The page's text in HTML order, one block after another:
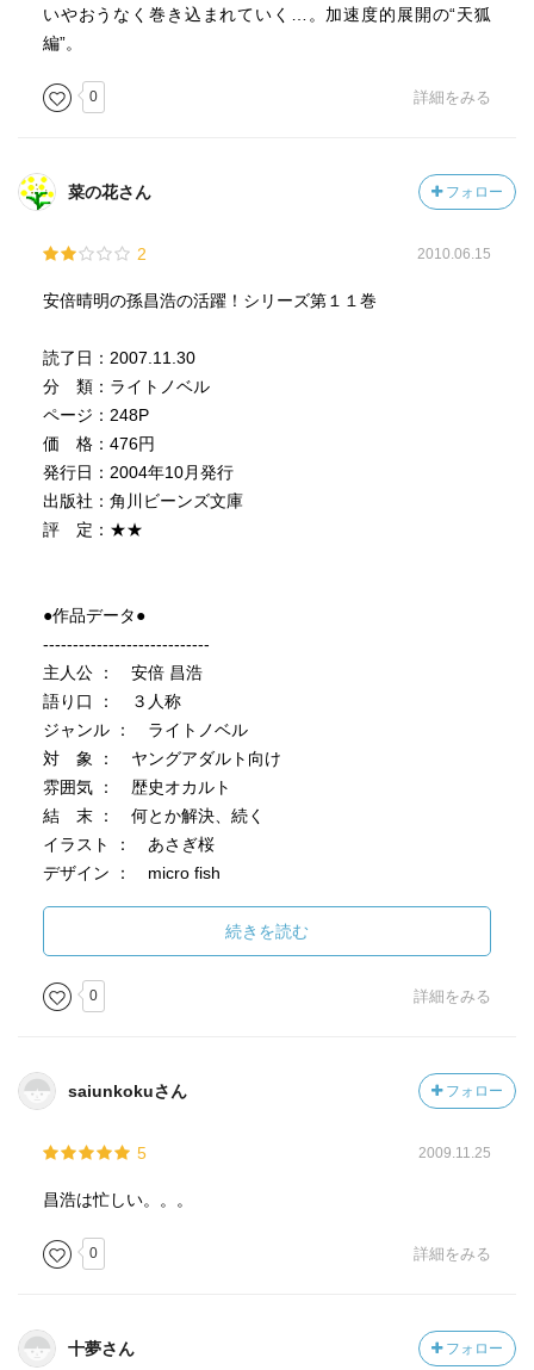
いやおうなく巻き込まれていく…。加速度的展開の“天狐
編”。
0 詳細をみる
菜の花さん フォロー
2 2010.06.15
安倍晴明の孫昌浩の活躍！シリーズ第１１巻
読了日：2007.11.30
分 類：ライトノベル
ページ：248P
価 格：476円
発行日：2004年10月発行
出版社：角川ビーンズ文庫
評 定：★★
●作品データ●
----------------------------
主人公 ： 安倍 昌浩
語り口 ： ３人称
ジャンル ： ライトノベル
対 象 ： ヤングアダルト向け
雰囲気 ： 歴史オカルト
結 末 ： 何とか解決、続く
イラスト ： あさぎ桜
デザイン ： micro fish
---【１００字紹介】-------------------------
時は平安。１４歳の昌浩は、稀代の陰陽師・安倍晴明の末
の孫。
彰子と中宮・章子とともに二人の天狐の確執と
怪僧丞按の攻撃に巻き込まれていく…シリーズ第１１巻。
前回、うっかり１２巻を先に読んでしまったので、このあ
とほほ。でもゴールは知っていても、何が起こるかなあ、
どきどき、の気持ちだけは何とか持ち続けようと努力はし
さて、今回のあらすじですが。晴明、あいかわらずふらふ
続きを読む
0 詳細をみる
saiunkokuさん フォロー
5 2009.11.25
昌浩は忙しい。。。
0 詳細をみる
十夢さん フォロー